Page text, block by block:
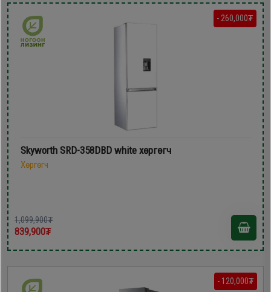
- 260,000₮
Skyworth SRD-358DBD white хөргөгч
Хөргөгч
1,099,900₮
839,900₮
- 120,000₮